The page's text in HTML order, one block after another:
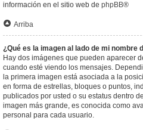
información en el sitio web de phpBB®
Arriba
¿Qué es la imagen al lado de mi nombre
Hay dos imágenes que pueden aparecer
cuando esté viendo los mensajes.
la primera imagen está asociada a la
en forma de estrellas, bloques o puntos,
publicados por usted o su estatus dentro
imagen más grande, es conocida como
personal para cada usuario.